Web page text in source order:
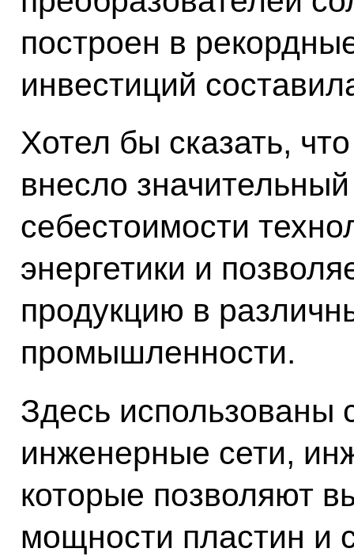
построен в
инвестиций
Хотел бы сказать,
внесло
себестоимости
энергетики и
продукцию в
промышленности.
Здесь
инженерные сети,
которые позволяют
мощности пластин и